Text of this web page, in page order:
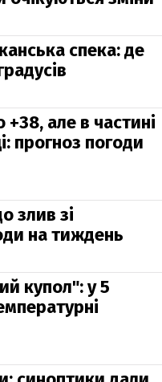
спека: де
але в частині
прогноз погоди
злив зі
на тиждень
купол": у 5